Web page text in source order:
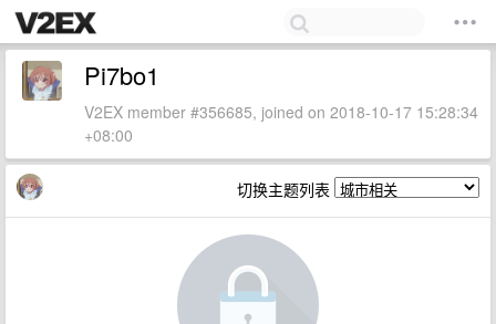
Pi7bo1
V2EX member #356685, joined on 2018-10-17 15:28:34
+08:00
切换主题列表